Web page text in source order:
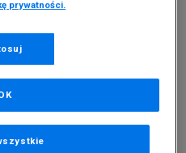
prywatności.